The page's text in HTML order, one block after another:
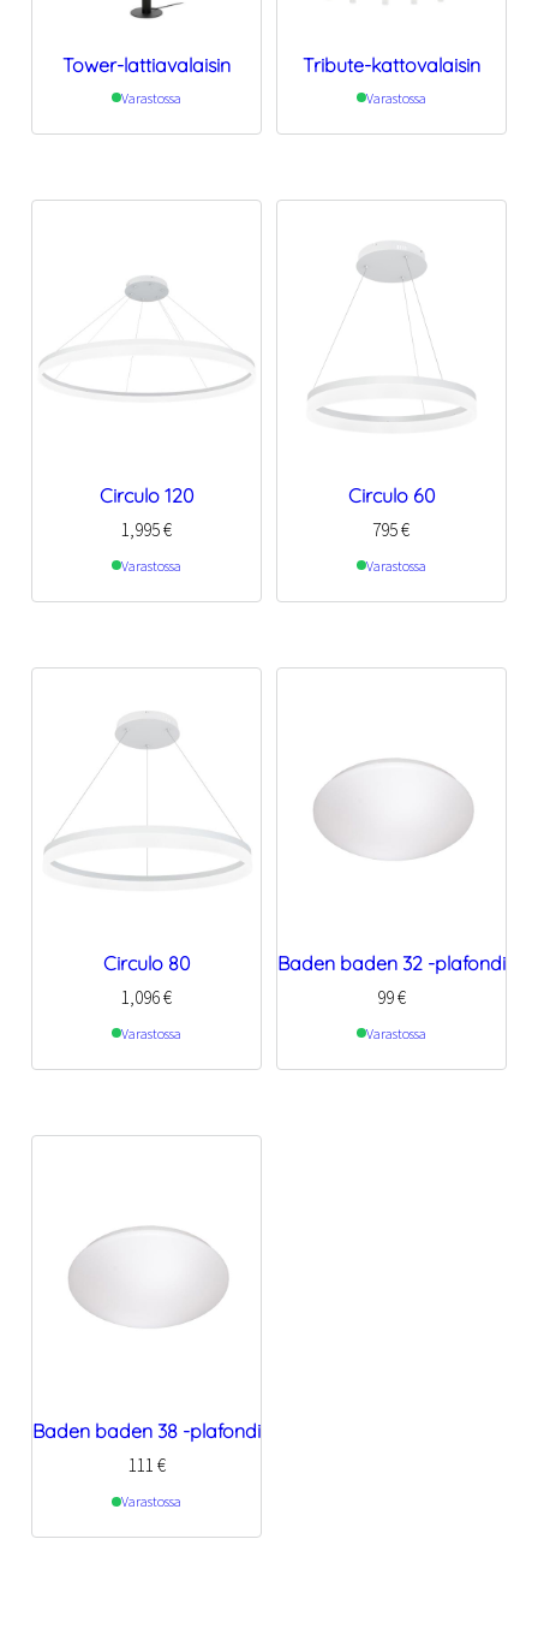
Tower-lattiavalaisin
Varastossa
Tribute-kattovalaisin
Varastossa
Circulo 120
1,995€
Varastossa
Circulo 60
795€
Varastossa
Circulo 80
1,096€
Varastossa
Baden baden 32 -plafondi
99€
Varastossa
Baden baden 38 -plafondi
111 €
Varastossa